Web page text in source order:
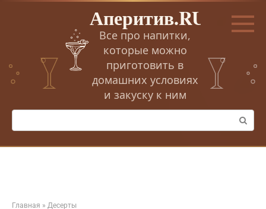
Перейти
Аперитив.RU
Все про напитки,
которые можно
приготовить в
домашних условиях
и закуску к ним
Поиск:
Главная » Десерты